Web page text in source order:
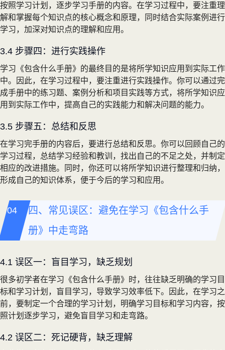
按照学习计划，逐步学习手册的内容。在学习过程中，要注重理
解和掌握每个知识点的核心概念和原理，同时结合实际案例进行
学习，加深对知识点的理解和应用。
3.4 步骤四：进行实践操作
学习《包含什么手册》的最终目的是将所学知识应用到实际工作
中。因此，在学习过程中，要注重进行实践操作。你可以通过完
成手册中的练习题、案例分析和项目实践等方式，将所学知识应
用到实际工作中，提高自己的实践能力和解决问题的能力。
3.5 步骤五：总结和反思
在学习完手册的内容后，要进行总结和反思。你可以回顾自己的
学习过程，总结学习经验和教训，找出自己的不足之处，并制定
相应的改进措施。同时，你还可以将所学知识进行整理和归纳，
形成自己的知识体系，便于今后的学习和应用。
四、常见误区：避免在学习《包含什么手
册》中走弯路
4.1 误区一：盲目学习，缺乏规划
很多初学者在学习《包含什么手册》时，往往缺乏明确的学习目
标和学习计划，盲目学习，导致学习效率低下。因此，在学习之
前，要制定一个合理的学习计划，明确学习目标和学习内容，按
照计划逐步学习，避免盲目学习和走弯路。
4.2 误区二：死记硬背，缺乏理解